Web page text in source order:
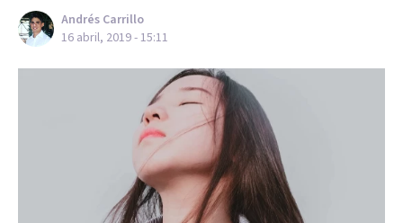
Andrés Carrillo
16 abril, 2019 - 15:11